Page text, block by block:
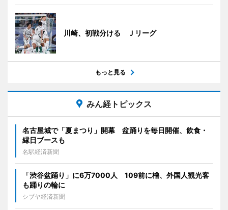
川崎、初戦分ける Ｊリーグ
もっと見る
みん経トピックス
名古屋城で「夏まつり」開幕 盆踊りを毎日開催、飲食・
縁日ブースも
名駅経済新聞
「渋谷盆踊り」に6万7000人 109前に櫓、外国人観光客
も踊りの輪に
シブヤ経済新聞